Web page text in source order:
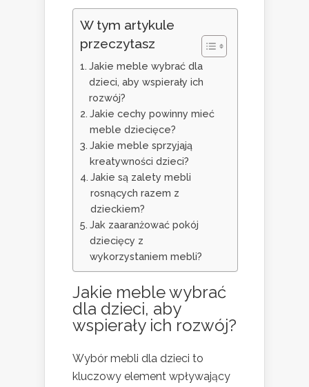
W tym artykule
przeczytasz
Jakie meble wybrać dla
dzieci, aby wspierały ich
rozwój?
Jakie cechy powinny mieć
meble dziecięce?
Jakie meble sprzyjają
kreatywności dzieci?
Jakie są zalety mebli
rosnących razem z
dzieckiem?
Jak zaaranżować pokój
dziecięcy z
wykorzystaniem mebli?
Jakie meble wybrać
dla dzieci, aby
wspierały ich rozwój?
Wybór mebli dla dzieci to
kluczowy element wpływający